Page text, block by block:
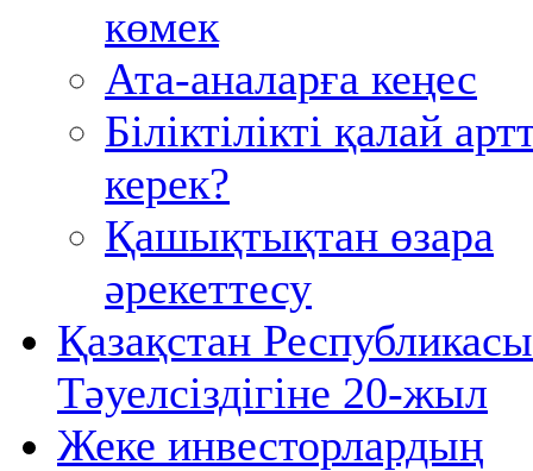
көмек
Ата-аналарға кеңес
Біліктілікті қалай
керек?
Қашықтықтан өзара
әрекеттесу
Қазақстан
Тәуелсіздігіне 20-жыл
Жеке инвесторлардың